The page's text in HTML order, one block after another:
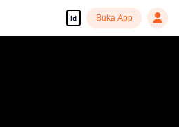
id Buka App